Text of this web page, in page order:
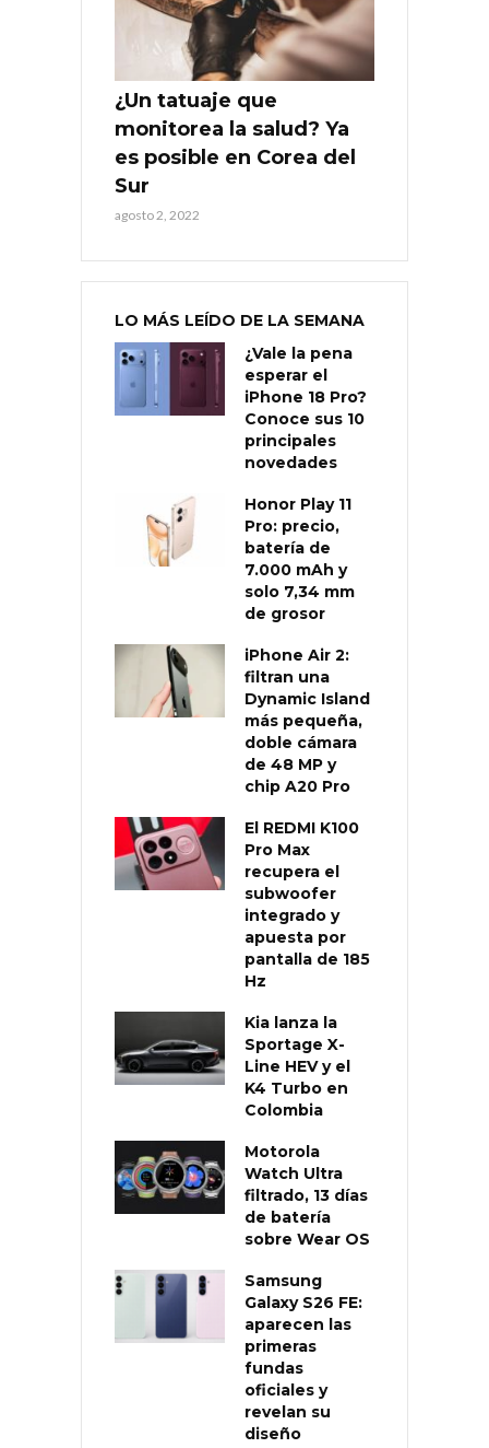
¿Un tatuaje que
monitorea la salud? Ya
es posible en Corea del
Sur
agosto 2, 2022
LO MÁS LEÍDO DE LA SEMANA
¿Vale la pena
esperar el
iPhone 18 Pro?
Conoce sus 10
principales
novedades
Honor Play 11
Pro: precio,
batería de
7.000 mAh y
solo 7,34 mm
de grosor
iPhone Air 2:
filtran una
Dynamic Island
más pequeña,
doble cámara
de 48 MP y
chip A20 Pro
El REDMI K100
Pro Max
recupera el
subwoofer
integrado y
apuesta por
pantalla de 185
Hz
Kia lanza la
Sportage X-
Line HEV y el
K4 Turbo en
Colombia
Motorola
Watch Ultra
filtrado, 13 días
de batería
sobre Wear OS
Samsung
Galaxy S26 FE:
aparecen las
primeras
fundas
oficiales y
revelan su
diseño